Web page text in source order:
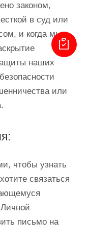
законом,
в ​​суд или
и когда мы
наших
или
чтобы узнать
связаться
письмо на